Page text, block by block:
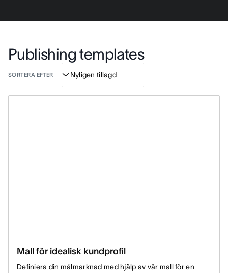
Publishing templates
SORTERA EFTER
Mall för idealisk kundprofil
Definiera din målmarknad med hjälp av vår mall för en